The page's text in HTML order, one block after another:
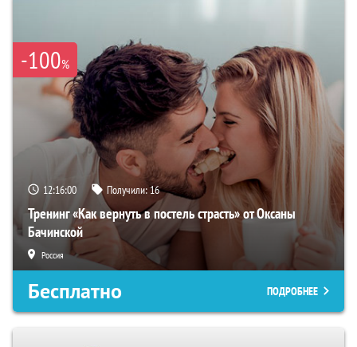
-100%
12:15:59 Получили:16
Тренинг «Как вернуть в постель страсть» от Оксаны
Бачинской
Россия
Бесплатно ПОДРОБНЕЕ